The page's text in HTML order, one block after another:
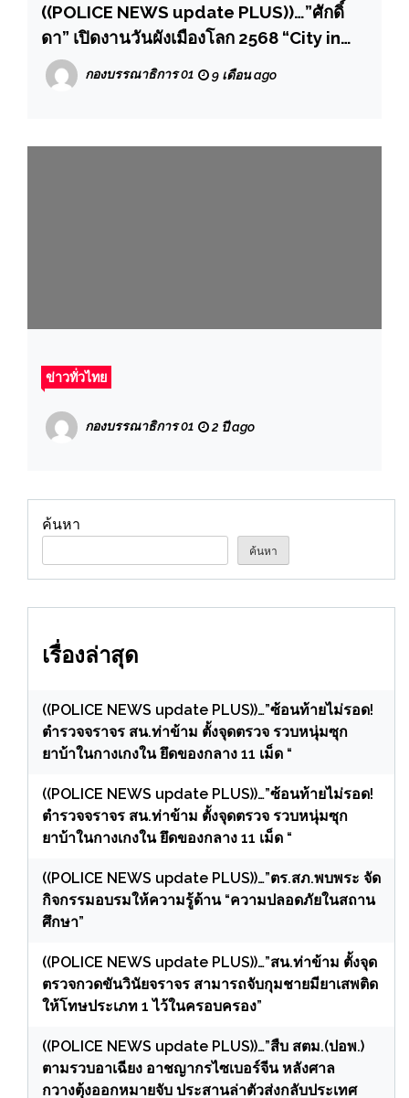
((POLICE NEWS update PLUS))…”ศักดิ์
ดา” เปิดงานวันผังเมืองโลก 2568 “City in
Nature for Climate change ธรรมชาติใน
เมือง เพื่อรองรับการเปลี่ยนแปลงสภาพภูมิ
กองบรรณาธิการ 01 9 เดือน ago
ข่าวทั่วไทย
กองบรรณาธิการ 01 2 ปี ago
ค้นหา
ค้นหา
เรื่องล่าสุด
((POLICE NEWS update PLUS))…”ซ้อนท้ายไม่รอด!
ตำรวจจราจร สน.ท่าข้าม ตั้งจุดตรวจ รวบหนุ่มซุก
ยาบ้าในกางเกงใน ยึดของกลาง 11 เม็ด “
((POLICE NEWS update PLUS))…”ซ้อนท้ายไม่รอด!
ตำรวจจราจร สน.ท่าข้าม ตั้งจุดตรวจ รวบหนุ่มซุก
ยาบ้าในกางเกงใน ยึดของกลาง 11 เม็ด “
((POLICE NEWS update PLUS))…”ตร.สภ.พบพระ จัด
กิจกรรมอบรมให้ความรู้ด้าน “ความปลอดภัยในสถาน
ศึกษา”
((POLICE NEWS update PLUS))…”สน.ท่าข้าม ตั้งจุด
ตรวจกวดขันวินัยจราจร สามารถจับกุมชายมียาเสพติด
ให้โทษประเภท 1 ไว้ในครอบครอง”
((POLICE NEWS update PLUS))…”สืบ สตม.(ปอพ.)
ตามรวบอาเฉียง อาชญากรไซเบอร์จีน หลังศาล
กวางตุ้งออกหมายจับ ประสานล่าตัวส่งกลับประเทศ